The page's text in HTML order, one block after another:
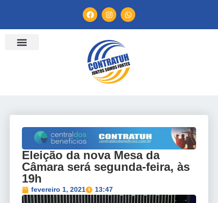
Eleição da nova Mesa da
Câmara será segunda-feira, às
19h
fevereiro 1, 2021 13:47